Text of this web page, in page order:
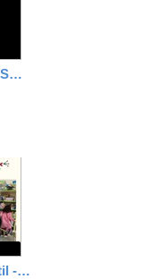
INNOVACIÓN EDUCATIVA - SERGIO GARCIA ROSA
Juegos Navideños Ed. Infantil - CEIP Francisco de Quevedo